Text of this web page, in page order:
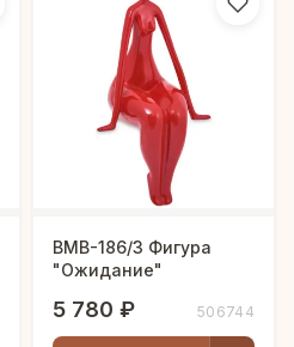
BMB-186/3 Фигура
"Ожидание"
5 780 ₽ 506744